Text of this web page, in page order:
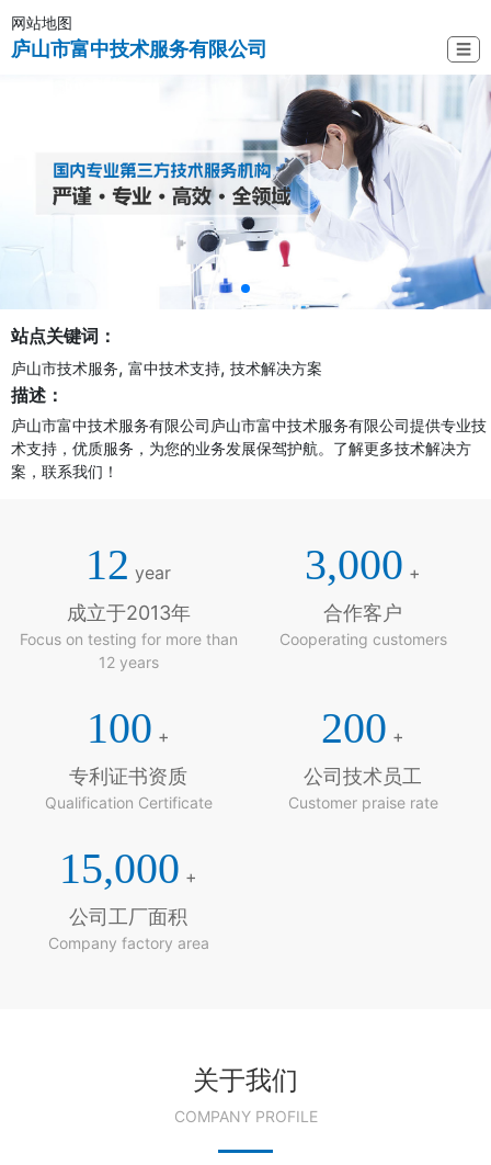
网站地图
庐山市富中技术服务有限公司 ☰
站点关键词：
庐山市技术服务, 富中技术支持, 技术解决方案
描述：
庐山市富中技术服务有限公司庐山市富中技术服务有限公司提供专业技
术支持，优质服务，为您的业务发展保驾护航。了解更多技术解决方
案，联系我们！
12 year
成立于2013年
Focus on testing for more than
12 years
3,000 +
合作客户
Cooperating customers
100 +
专利证书资质
Qualification Certificate
200 +
公司技术员工
Customer praise rate
15,000 +
公司工厂面积
Company factory area
关于我们
COMPANY PROFILE